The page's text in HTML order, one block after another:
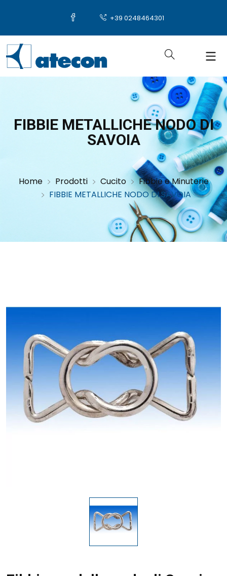
+39 0248464301
FIBBIE METALLICHE NODO DI
SAVOIA
Home Prodotti Cucito
Fibbie e Minuterie
FIBBIE METALLICHE NODO DI SAVOIA